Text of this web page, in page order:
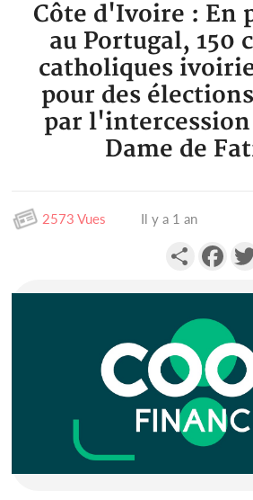
Côte d'Ivoire : En
au Portugal, 150
catholiques
pour des
par
Dame de
2573 Vues Il y a 1 an
Partager